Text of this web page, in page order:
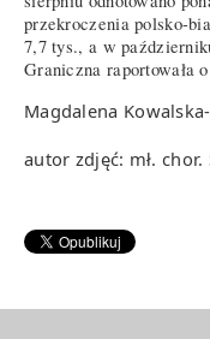
przekroczenia polsko-
7,7 tys., a w
Graniczna raportowała
Magdalena
autor zdjęć: mł. chor.